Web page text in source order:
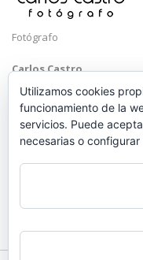
Fotógrafo
Carlos Castro
Málaga
Mobile: +34 652 83 71 98
Utilizamos cookies
funcionamiento de la
servicios. Puede
necesarias o